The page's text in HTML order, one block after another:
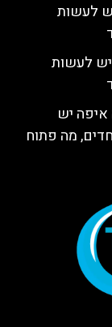
לעשות
יש לעשות
יש
מה פתוח